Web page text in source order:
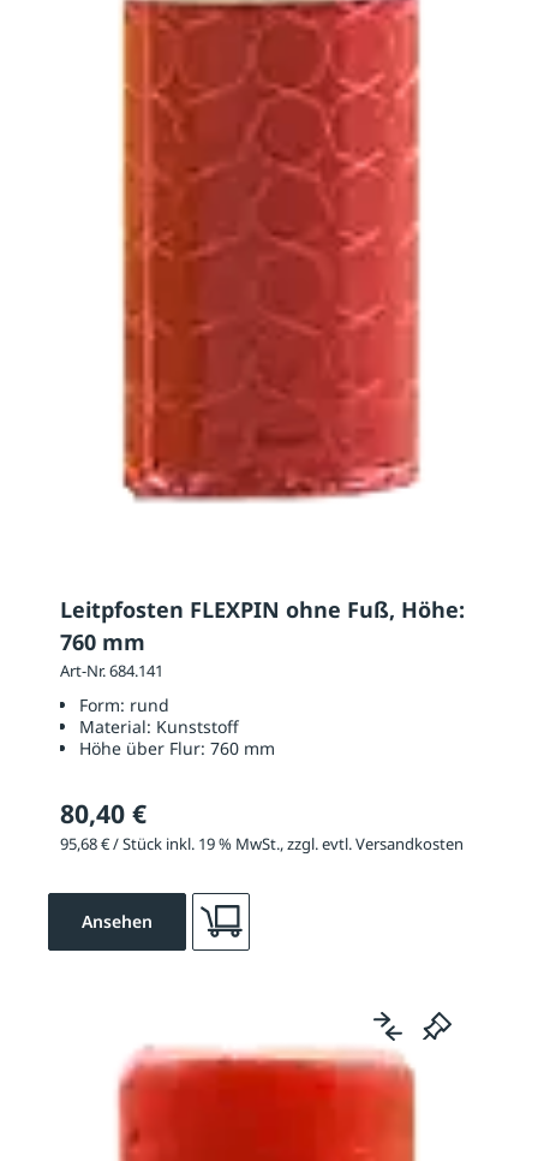
Leitpfosten FLEXPIN ohne Fuß, Höhe:
760 mm
Art-Nr. 684.141
Form: rund
Material: Kunststoff
Höhe über Flur: 760 mm
80,40 €
95,68 € / Stück inkl. 19 % MwSt., zzgl. evtl. Versandkosten
Ansehen